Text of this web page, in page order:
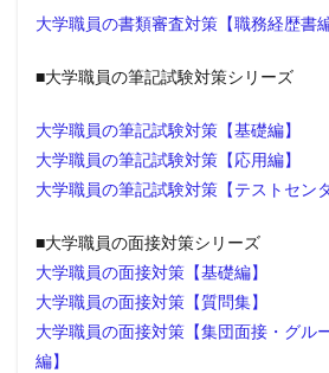
大学職員の書類審査対策【職務経歴書編
■大学職員の筆記試験対策シリーズ
大学職員の筆記試験対策【基礎編】
大学職員の筆記試験対策【応用編】
大学職員の筆記試験対策【テストセン
■大学職員の面接対策シリーズ
大学職員の面接対策【基礎編】
大学職員の面接対策【質問集】
大学職員の面接対策【集団面接・グル
編】